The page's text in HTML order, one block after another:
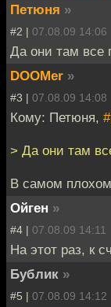
Петюня »
#2 | 07.08.09 14:06
Да они там все
DOOMer »
#3 | 07.08.09 14:08
Кому: Петюня,
> Да они там
В самом
Ойген »
#4 | 07.08.09 14:11
На этот раз, к
Бублик »
#5 | 07.08.09 14:12